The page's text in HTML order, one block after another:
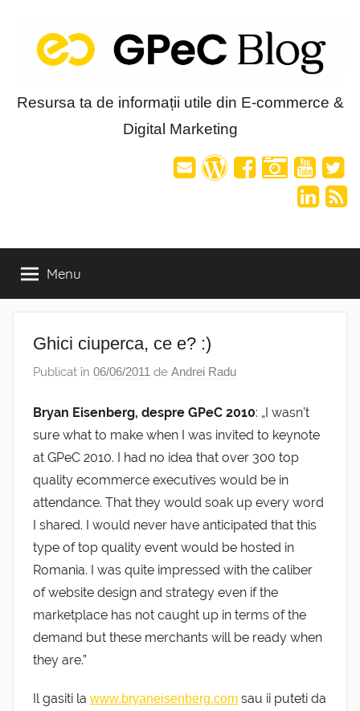
content
Blog-
Resursa ta de informații utile din E-commerce &
Digital Marketing
Menu
Ghici ciuperca, ce e? :)
Publicat în 06/06/2011 de Andrei Radu
Bryan Eisenberg, despre GPeC 2010: „I wasn’t
sure what to make when I was invited to keynote
at GPeC 2010. I had no idea that over 300 top
quality ecommerce executives would be in
attendance. That they would soak up every word
I shared. I would never have anticipated that this
type of top quality event would be hosted in
Romania. I was quite impressed with the caliber
of website design and strategy even if the
marketplace has not caught up in terms of the
demand but these merchants will be ready when
they are.”
Il gasiti la www.bryaneisenberg.com sau ii puteti da